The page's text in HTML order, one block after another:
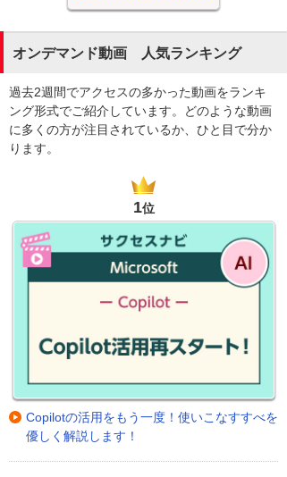
オンデマンド動画 人気ランキング
過去2週間でアクセスの多かった動画をランキ
ング形式でご紹介しています。どのような動画
に多くの方が注目されているか、ひと目で分か
ります。
1位
Copilotの活用をもう一度！使いこなすすべを
優しく解説します！